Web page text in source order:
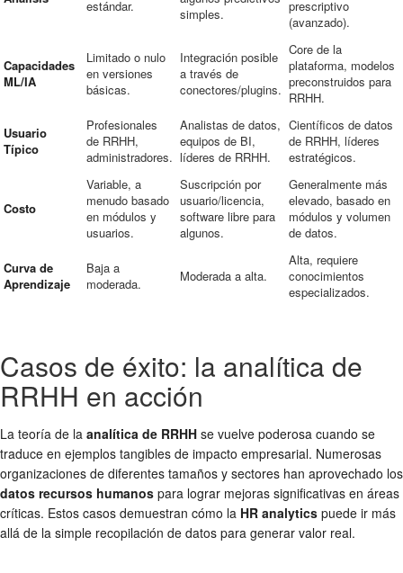
estándar.
simples.
prescriptivo
(avanzado).
Capacidades
ML/IA
Limitado o nulo
en versiones
básicas.
Integración posible
a través de
conectores/plugins.
Core de la
plataforma, modelos
preconstruidos para
RRHH.
Usuario
Típico
Profesionales
de RRHH,
administradores.
Analistas de datos,
equipos de BI,
líderes de RRHH.
Científicos de datos
de RRHH, líderes
estratégicos.
Costo
Variable, a
menudo basado
en módulos y
usuarios.
Suscripción por
usuario/licencia,
software libre para
algunos.
Generalmente más
elevado, basado en
módulos y volumen
de datos.
Curva de
Aprendizaje
Baja a
moderada.
Moderada a alta.
Alta, requiere
conocimientos
especializados.
Casos de éxito: la analítica de
RRHH en acción
La teoría de la analítica de RRHH se vuelve poderosa cuando se
traduce en ejemplos tangibles de impacto empresarial. Numerosas
organizaciones de diferentes tamaños y sectores han aprovechado los
datos recursos humanos para lograr mejoras significativas en áreas
críticas. Estos casos demuestran cómo la HR analytics puede ir más
allá de la simple recopilación de datos para generar valor real.